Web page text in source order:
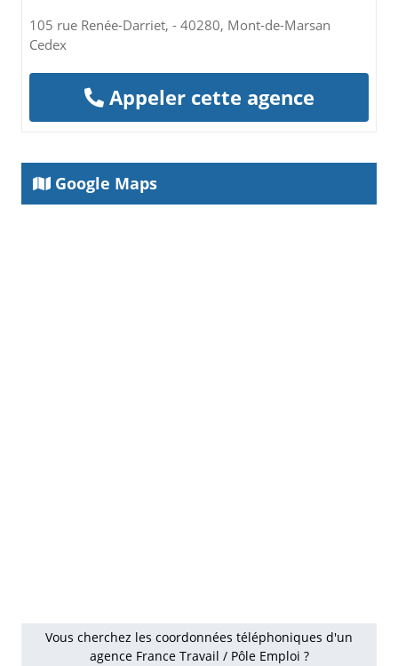
105 rue Renée-Darriet, - 40280, Mont-de-Marsan
Cedex
Appeler cette agence
Google Maps
Vous cherchez les coordonnées téléphoniques d'un
agence France Travail / Pôle Emploi ?